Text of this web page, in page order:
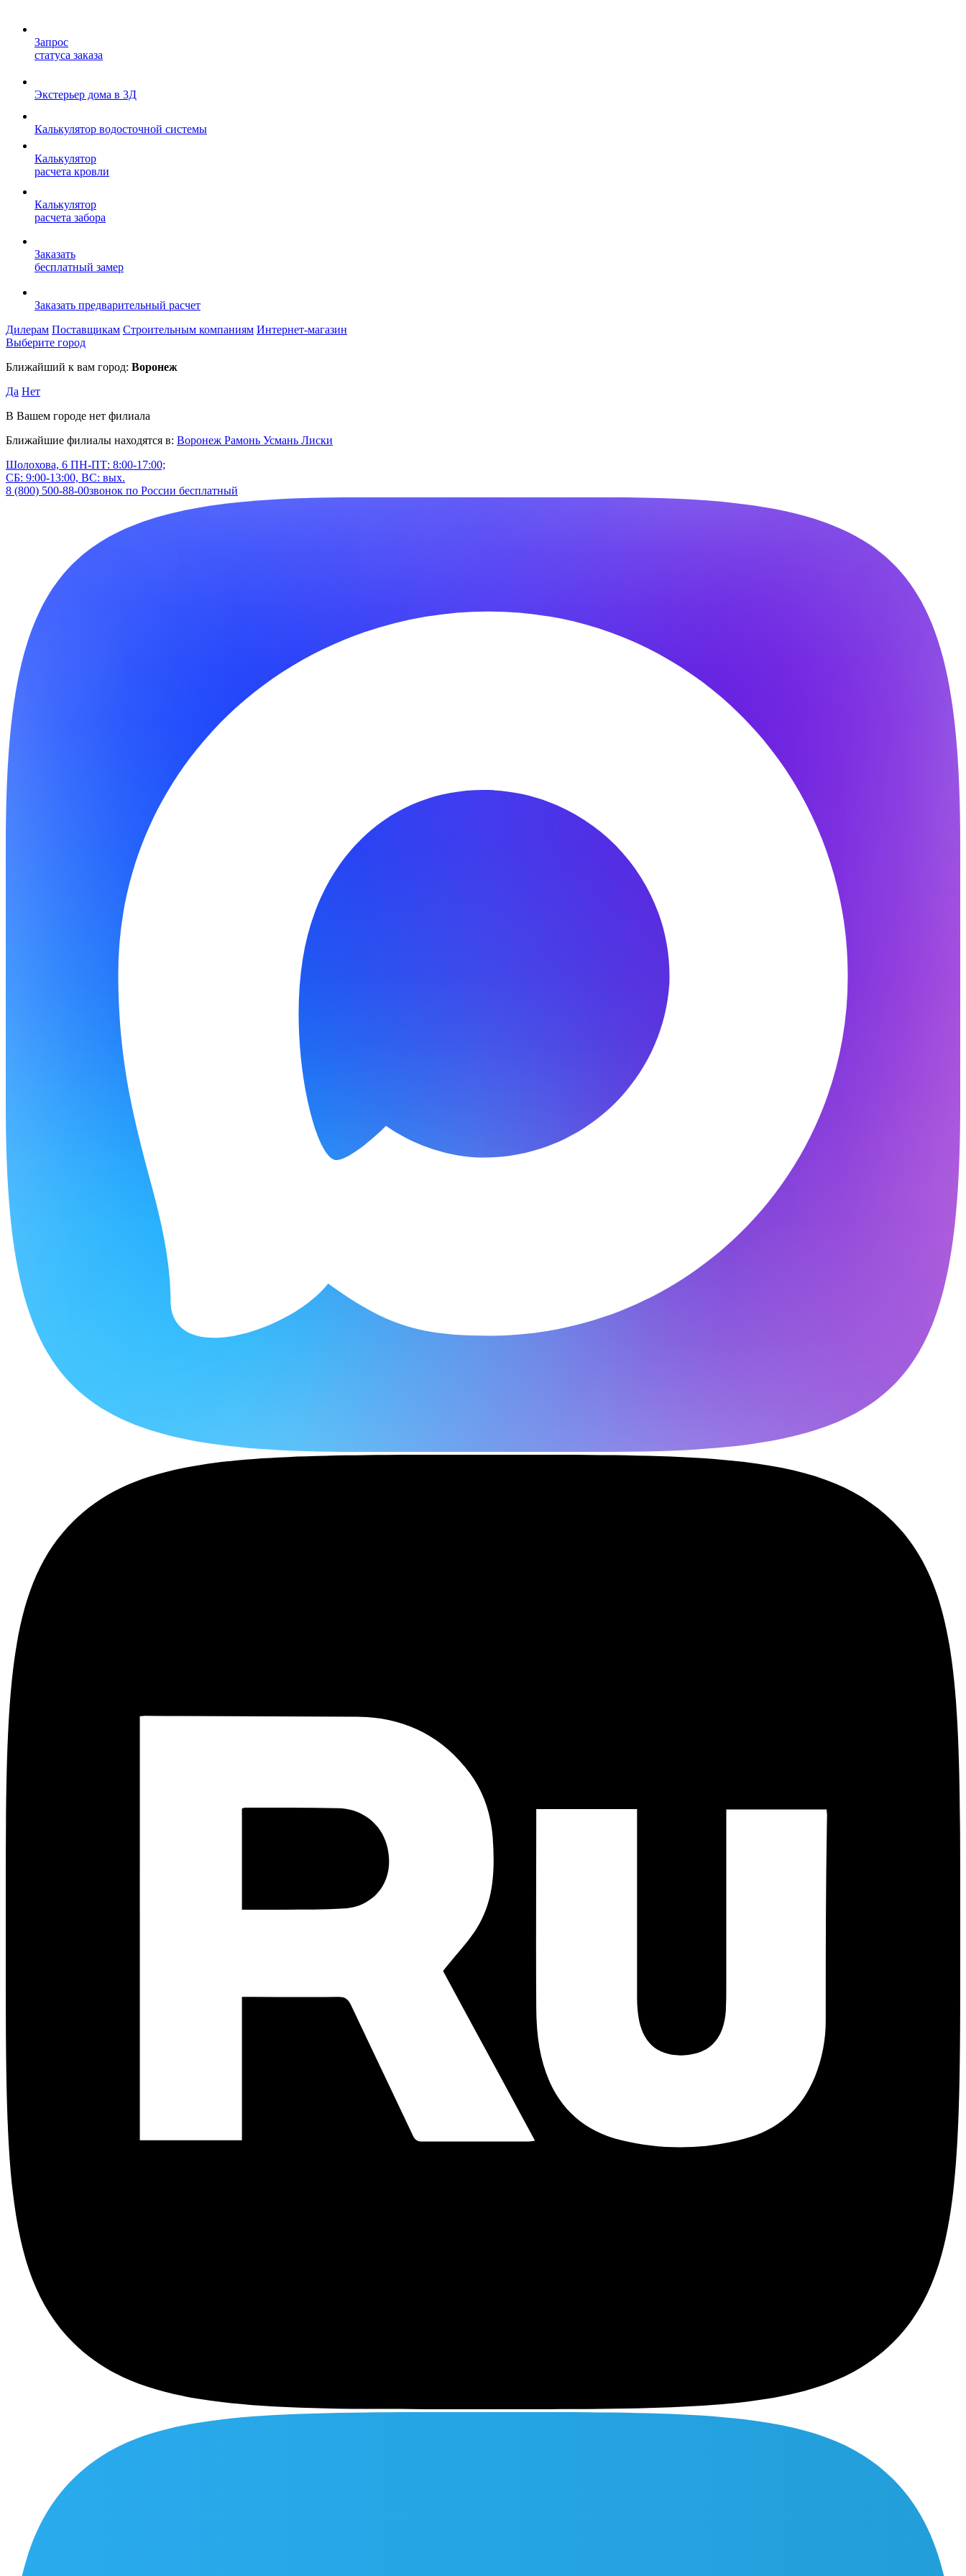
Запрос
статуса заказа
Экстерьер дома в 3Д
Калькулятор водосточной системы
Калькулятор
расчета кровли
Калькулятор
расчета забора
Заказать
бесплатный замер
Заказать предварительный расчет
Дилерам Поставщикам Строительным компаниям Интернет-магазин
Выберите город
Ближайший к вам город: Воронеж
Да Нет
В Вашем городе нет филиала
Ближайшие филиалы находятся в: Воронеж Рамонь Усмань Лиски
Шолохова, 6 ПН-ПТ: 8:00-17:00;
СБ: 9:00-13:00, ВС: вых.
8 (800) 500-88-00звонок по России бесплатный